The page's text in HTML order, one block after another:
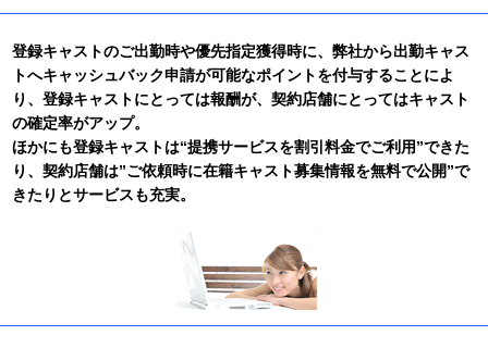
ナイトワーク人材紹介会社N.Dアシストのキャスト派遣事業は、
Gi Communications Corporationに譲渡され、ナイトワーク人材
サービス部門のANOTHER CAST(アナザーキャスト)として生ま
れ変わりました。 アナザーキャストの発足に伴い、ウェブサイ
トを開設いたしました。
登録キャストのご出勤時や優先指定獲得時に、弊社から出勤キャス
トへキャッシュバック申請が可能なポイントを付与することによ
り、登録キャストにとっては報酬が、契約店舗にとってはキャスト
の確定率がアップ。
ほかにも登録キャストは“提携サービスを割引料金でご利用”できた
り、契約店舗は”ご依頼時に在籍キャスト募集情報を無料で公開”で
きたりとサービスも充実。